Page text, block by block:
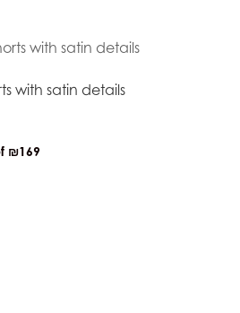
with satin details
₪169